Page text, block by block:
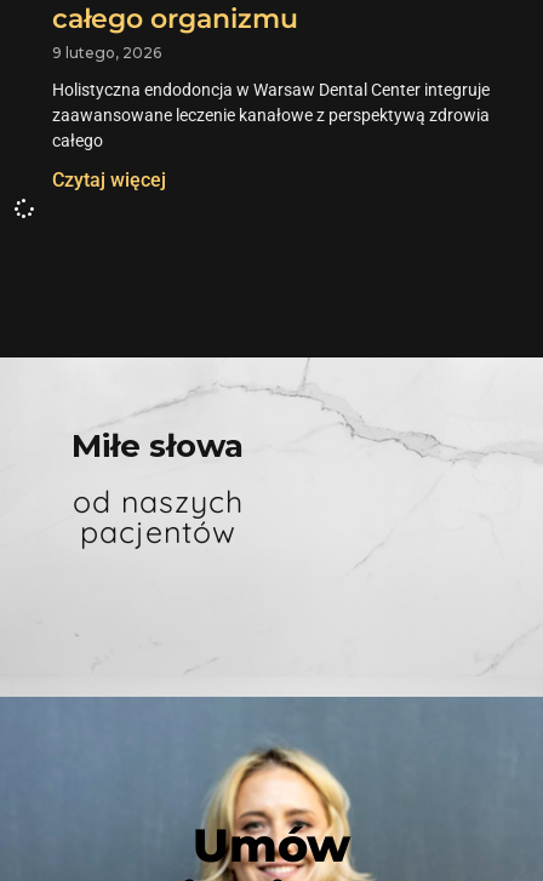
całego organizmu
9 lutego, 2026
Holistyczna endodoncja w Warsaw Dental Center integruje
zaawansowane leczenie kanałowe z perspektywą zdrowia
całego
Czytaj więcej
Miłe słowa
od naszych
pacjentów
Umów